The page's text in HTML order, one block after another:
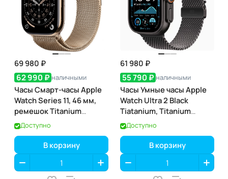
69 980 ₽
62 990 ₽ наличными
Часы Смарт-часы Apple
Watch Series 11, 46 мм,
ремешок Titanium
Milanese Loop, Золотой /
Gold
Доступно
В корзину
61 980 ₽
55 790 ₽ наличными
Часы Умные часы Apple
Watch Ultra 2 Black
Tiatanium, Titanium
Milanese Loop, Black, 49
мм
Доступно
В корзину